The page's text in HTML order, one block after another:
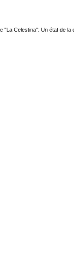
"La Celestina": Un état de la